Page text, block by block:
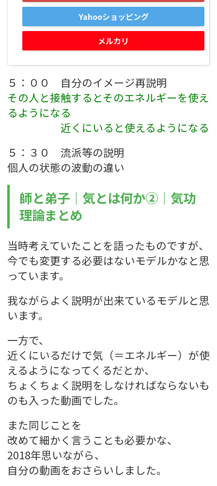
Yahooショッピング
メルカリ
５：００ 自分のイメージ再説明
その人と接触するとそのエネルギーを使え
るようになる
近くにいると使えるようになる
５：３０ 流派等の説明
個人の状態の波動の違い
師と弟子｜気とは何か②｜気功
理論まとめ
当時考えていたことを語ったものですが、
今でも変更する必要はないモデルかなと思
っています。
我ながらよく説明が出来ているモデルと思
います。
一方で、
近くにいるだけで気（＝エネルギー）が使
えるようになってくるだとか、
ちょくちょく説明をしなければならないも
のも入った動画でした。
また同じことを
改めて細かく言うことも必要かな、
2018年思いながら、
自分の動画をおさらいしました。